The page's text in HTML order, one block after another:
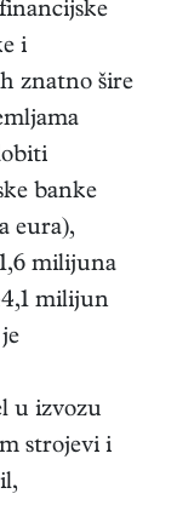
i
znatno šire
banke
eura),
milijuna
milijun
u izvozu
strojevi i